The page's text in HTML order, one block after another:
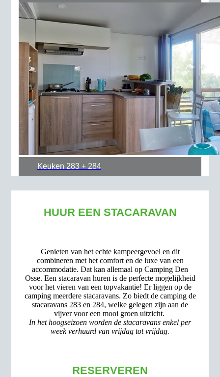
Keuken 283 + 284
HUUR EEN STACARAVAN
Genieten van het echte kampeergevoel en dit
combineren met het comfort en de luxe van een
accommodatie. Dat kan allemaal op Camping Den
Osse. Een stacaravan huren is de perfecte mogelijkheid
voor het vieren van een topvakantie! Er liggen op de
camping meerdere stacaravans. Zo biedt de camping de
stacaravans 283 en 284, welke gelegen zijn aan de
vijver voor een mooi groen uitzicht.
In het hoogseizoen worden de stacaravans enkel per
week verhuurd van vrijdag tot vrijdag.
RESERVEREN